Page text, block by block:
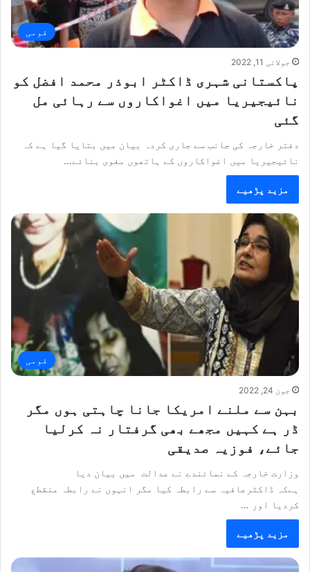
قومی
جولائی 11, 2022
پاکستانی شہری ڈاکٹر ابوذر محمد افضل کو
نائیجیریا میں اغواکاروں سے رہائی مل
گئی
دفتر خارجہ کی جانب سے جاری کردہ بیان میں بتایا گیا ہے کہ
نائیجیریا میں اغواکاروں کے ہاتھوں مغوی بنائے…
مزید پڑھیے
قومی
جون 24, 2022
بہن سے ملنے امریکا جانا چاہتی ہوں مگر
ڈر ہے کہیں مجھے بھی گرفتار نہ کرلیا
جائے، فوزیہ صدیقی
وزارت خارجہ کے نمائندے نے عدالت میں بیان دیا
ہےکہ ڈاکٹرعافیہ سے رابطہ کیا مگر انہوں نے رابطہ منقطع
کردیا اور …
مزید پڑھیے